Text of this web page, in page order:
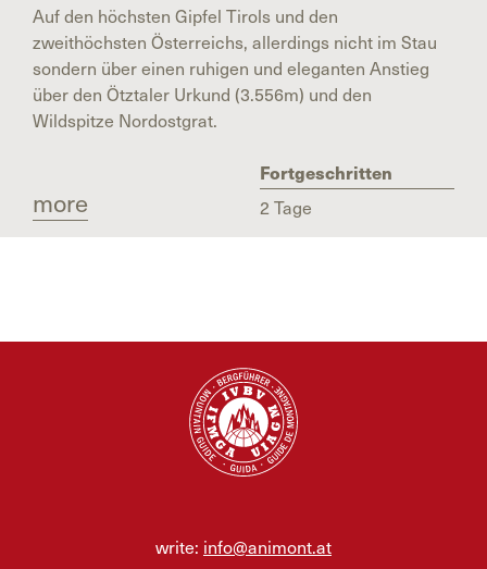
Auf den höchsten Gipfel Tirols und den
zweithöchsten Österreichs, allerdings nicht im Stau
sondern über einen ruhigen und eleganten Anstieg
über den Ötztaler Urkund (3.556m) und den
Wildspitze Nordostgrat.
more
Fortgeschritten
2 Tage
write: info@animont.at